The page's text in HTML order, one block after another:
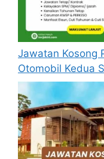
akaun baru
Calon
yang
yang
passport
semasa
Pemohon
memohon
tidak perlu
Jawatan Kosong
Otomobil Kedua